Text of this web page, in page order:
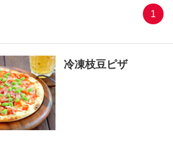
1
冷凍枝豆ピザ